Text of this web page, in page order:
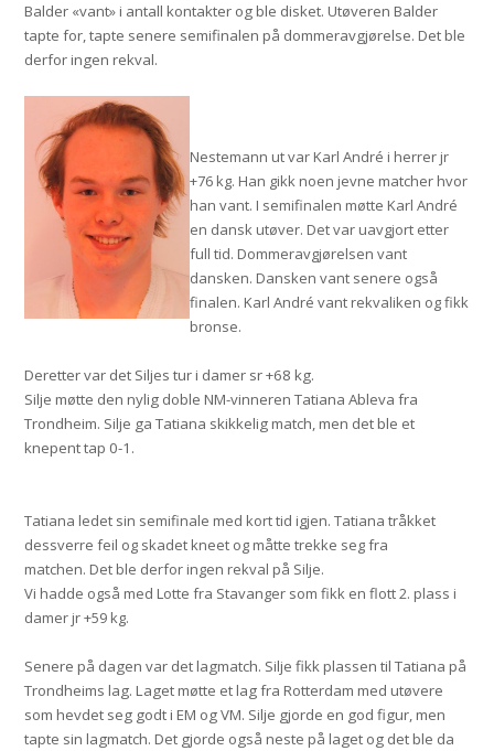
Balder «vant» i antall kontakter og ble disket. Utøveren Balder
tapte for, tapte senere semifinalen på dommeravgjørelse. Det ble
derfor ingen rekval.
Nestemann ut var Karl André i herrer jr
+76 kg. Han gikk noen jevne matcher hvor
han vant. I semifinalen møtte Karl André
en dansk utøver. Det var uavgjort etter
full tid. Dommeravgjørelsen vant
dansken. Dansken vant senere også
finalen. Karl André vant rekvaliken og fikk
bronse.
Deretter var det Siljes tur i damer sr +68 kg.
Silje møtte den nylig doble NM-vinneren Tatiana Ableva fra
Trondheim. Silje ga Tatiana skikkelig match, men det ble et
knepent tap 0-1.
Tatiana ledet sin semifinale med kort tid igjen. Tatiana tråkket
dessverre feil og skadet kneet og måtte trekke seg fra
matchen. Det ble derfor ingen rekval på Silje.
Vi hadde også med Lotte fra Stavanger som fikk en flott 2. plass i
damer jr +59 kg.
Senere på dagen var det lagmatch. Silje fikk plassen til Tatiana på
Trondheims lag. Laget møtte et lag fra Rotterdam med utøvere
som hevdet seg godt i EM og VM. Silje gjorde en god figur, men
tapte sin lagmatch. Det gjorde også neste på laget og det ble da